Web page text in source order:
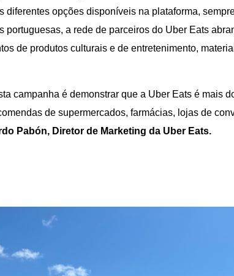
diferentes opções disponíveis na plataforma,
portuguesas, a rede de parceiros do Uber Eats
de produtos culturais e de entretenimento,
campanha é demonstrar que a Uber Eats é mais
de supermercados, farmácias, lojas de
Pabón, Diretor de Marketing da Uber Eats.